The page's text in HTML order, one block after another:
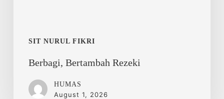
SIT NURUL FIKRI
Berbagi, Bertambah Rezeki
HUMAS
August 1, 2026